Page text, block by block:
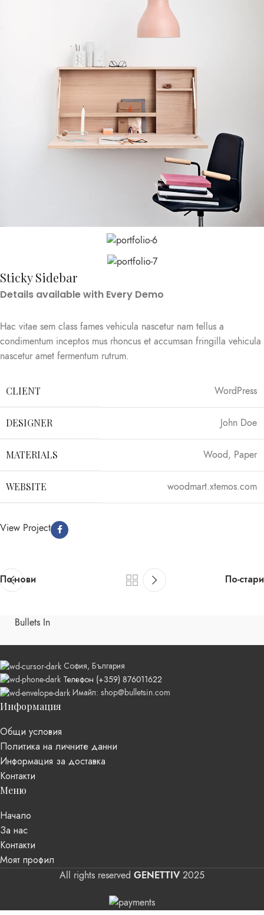
Sticky Sidebar
Details available with Every Demo
Hac vitae sem class fames vehicula nascetur nam tellus a
condimentum inceptos mus rhoncus et accumsan fringilla vehicula
nascetur amet fermentum rutrum.
CLIENT WordPress
DESIGNER John Doe
MATERIALS Wood, Paper
WEBSITE woodmart.xtemos.com
View Project
По-нови По-стари
Bullets In
София, България
Телефон (+359) 876011622
Имайл: shop@bulletsin.com
Информация
Общи условия
Политика на личните данни
Информация за доставка
Контакти
Меню
Начало
За нас
Контакти
Моят профил
All rights reserved GENETTIV2025